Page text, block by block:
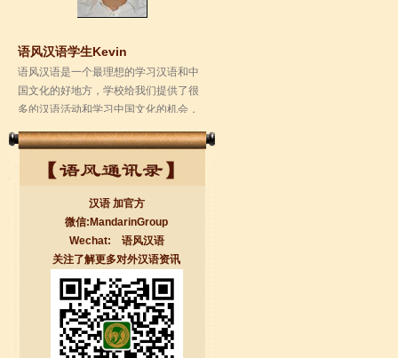
语风汉语是一个最理想的学习汉语和中
多的汉语活动和学习中国文化的机会，
无锡语风汉语学校Jessie
我学习汉语已经八年了,我能听明白别人
说汉语,但是我自己说汉语却觉得说不出
口。我现在在语风汉语无锡校学习，每
汉语 加官方
微信:MandarinGroup
Wechat: 语风汉语
关注了解更多对外汉语资讯